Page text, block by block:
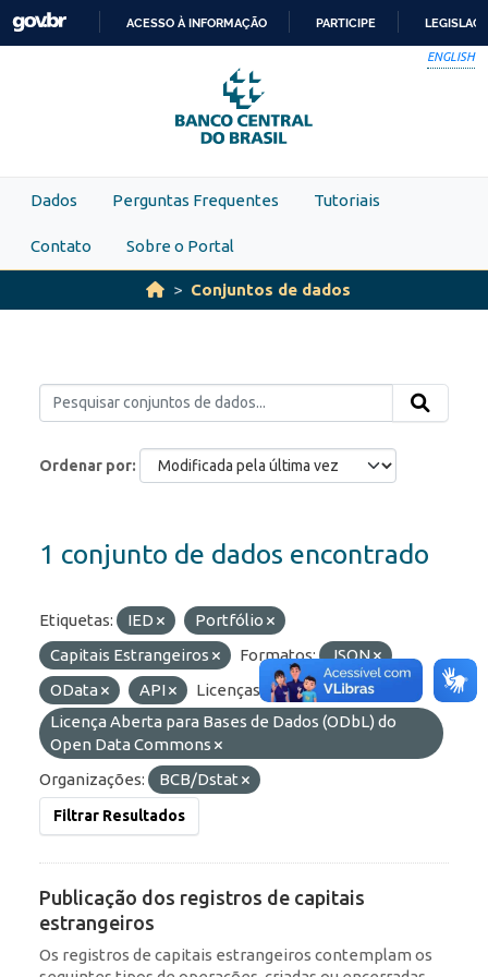
Skip to main content
PARA
O
CONTEÚDO
ACESSO À INFORMAÇÃO PARTICIPE
ENGLISH
Dados Perguntas Frequentes Tutoriais
Contato Sobre o Portal
Conjuntos de dados
Ordenar por
1 conjunto de dados encontrado
Etiquetas: IED
Portfólio
Capitais Estrangeiros
Formatos:
JSON
OData
API
Licenças:
Licença Aberta para Bases de Dados (ODbL) do
Open Data Commons
Organizações:
BCB/Dstat
Filtrar Resultados
Publicação dos registros de capitais
estrangeiros
Os registros de capitais estrangeiros contemplam os